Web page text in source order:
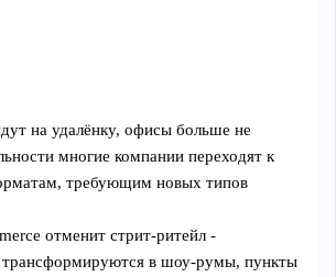
на удалёнку, офисы больше не
многие компании переходят к
требующим новых типов
отменит стрит‑ритейл -
трансформируются в шоу‑румы, пункты